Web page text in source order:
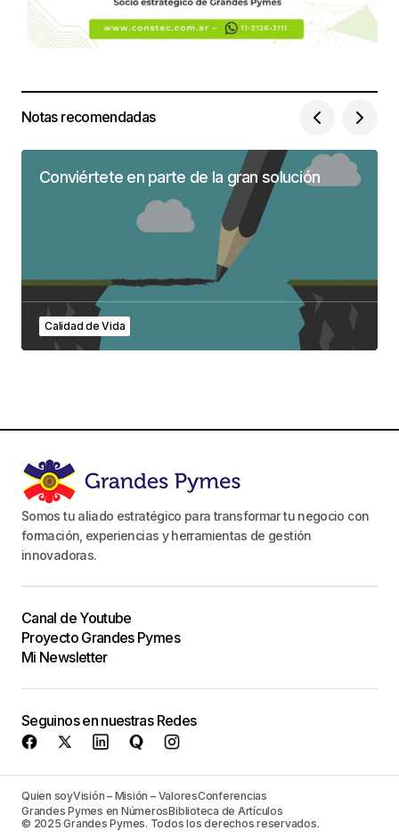
Notas recomendadas
Conviértete en parte de la gran solución
Calidad de Vida
Somos tu aliado estratégico para transformar tu negocio con
formación, experiencias y herramientas de gestión
innovadoras.
Canal de Youtube
Proyecto Grandes Pymes
Mi Newsletter
Seguinos en nuestras Redes
Quien soyVisión – Misión – ValoresConferencias
Grandes Pymes en NúmerosBiblioteca de Artículos
© 2025 Grandes Pymes. Todos los derechos reservados.